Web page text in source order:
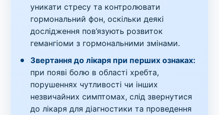
уникати стресу та контролювати
гормональний фон, оскільки деякі
дослідження пов’язують розвиток
гемангіоми з гормональними змінами.
Звертання до лікаря при перших ознаках:
при появі болю в області хребта,
порушеннях чутливості чи інших
незвичайних симптомах, слід звернутися
до лікаря для діагностики та проведення